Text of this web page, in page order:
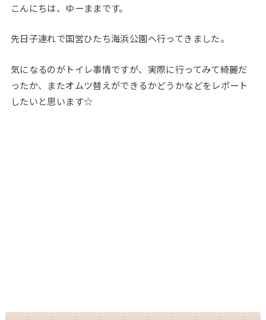
こんにちは、ゆーままです。
先日子連れで国営ひたち海浜公園へ行ってきました。
気になるのがトイレ事情ですが、実際に行ってみて綺麗だ
ったか、またオムツ替えができるかどうかなどをレポート
したいと思います☆